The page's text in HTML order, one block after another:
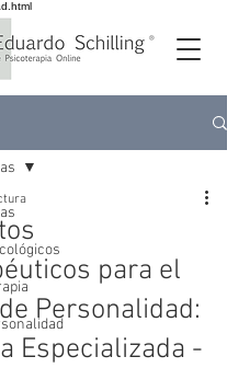
para el
Personalidad:
Especializada -